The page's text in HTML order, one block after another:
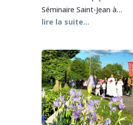
Séminaire Saint-Jean à…
lire la suite…